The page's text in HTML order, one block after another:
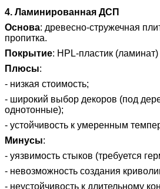
4. Ламинированная ДСП
Основа: древесно‑стружечная
пропитка.
Покрытие: HPL‑пластик
Плюсы:
- низкая стоимость;
- широкий выбор декоров (под
однотонные);
- устойчивость к умеренным
Минусы:
- уязвимость стыков (требуется
- невозможность создания
- неустойчивость к длительному